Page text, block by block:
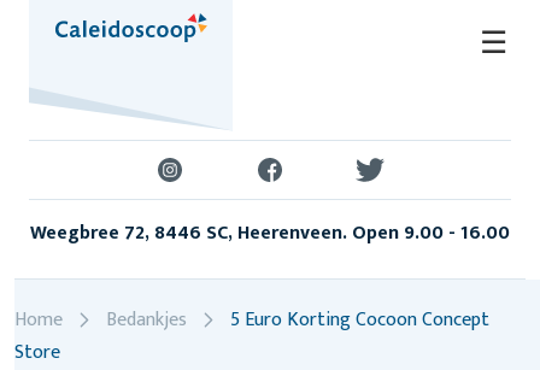
☰
Weegbree 72, 8446 SC, Heerenveen. Open 9.00 - 16.00
Home Bedankjes
5 Euro Korting Cocoon Concept
Store